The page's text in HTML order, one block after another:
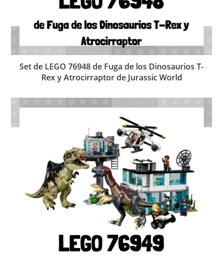
Set de LEGO 76948 de Fuga de los Dinosaurios T-
Rex y Atrocirraptor de Jurassic World